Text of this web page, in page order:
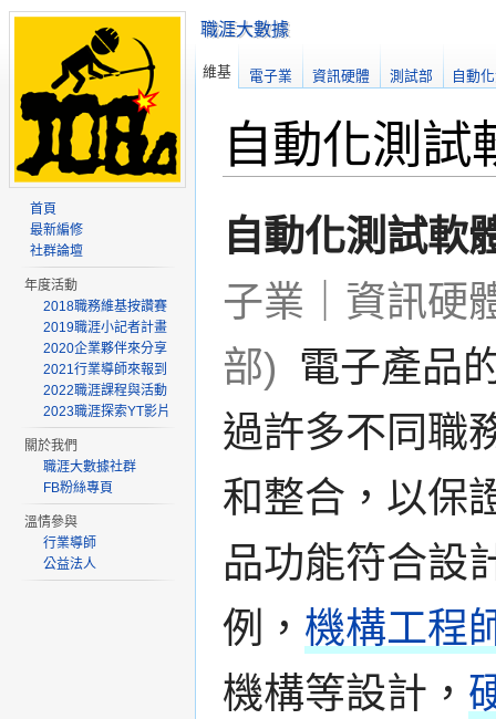
自動化測試
自動化測試軟
子業｜資訊硬
部) 電子產品
過許多不同職
和整合，以保
品功能符合設
例， 機構工程
機構等設計，
職涯大數據
維基 電子業 資訊硬體 測試部 自動
首頁
最新編修
社群論壇
年度活動
2018職務維基按讚賽
2019職涯小記者計畫
2020企業夥伴來分享
2021行業導師來報到
2022職涯課程與活動
2023職涯探索YT影片
關於我們
職涯大數據社群
FB粉絲專頁
溫情參與
行業導師
公益法人